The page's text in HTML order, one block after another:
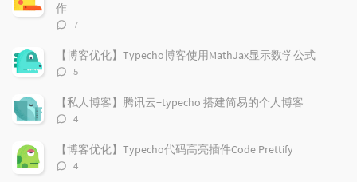
作
评
数：
7
【博客优化】Typecho博客使用MathJax显示数学公式
评
数：
5
【私人博客】腾讯云+typecho 搭建简易的个人博客
评
数：
4
【博客优化】Typecho代码高亮插件Code Prettify
评
4